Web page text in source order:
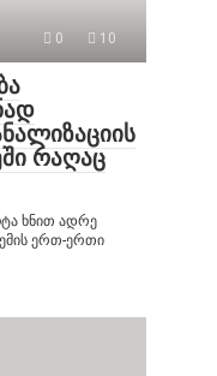
0 10
რაღაც
ხნით ადრე
ერთ-ერთი